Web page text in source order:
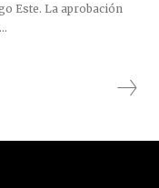
Este. La aprobación